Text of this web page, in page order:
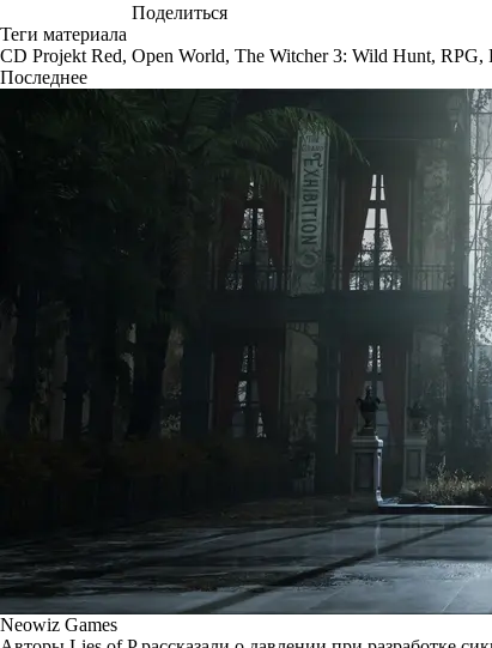
Поделиться
Теги материала
CD Projekt Red, Open World, The Witcher 3: Wild Hunt, RPG,
Последнее
Neowiz Games